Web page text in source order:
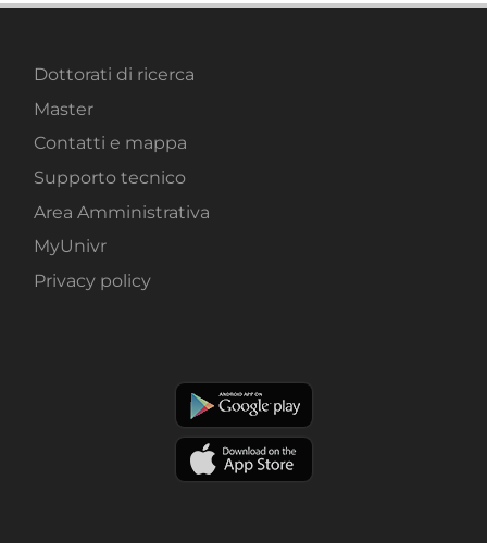
Dottorati di ricerca
Master
Contatti e mappa
Supporto tecnico
Area Amministrativa
MyUnivr
Privacy policy